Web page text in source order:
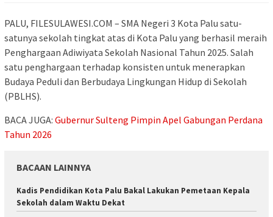
PALU, FILESULAWESI.COM – SMA Negeri 3 Kota Palu satu-
satunya sekolah tingkat atas di Kota Palu yang berhasil meraih
Penghargaan Adiwiyata Sekolah Nasional Tahun 2025. Salah
satu penghargaan terhadap konsisten untuk menerapkan
Budaya Peduli dan Berbudaya Lingkungan Hidup di Sekolah
(PBLHS).
BACA JUGA: Gubernur Sulteng Pimpin Apel Gabungan Perdana
Tahun 2026
BACAAN LAINNYA
Kadis Pendidikan Kota Palu Bakal Lakukan Pemetaan Kepala
Sekolah dalam Waktu Dekat